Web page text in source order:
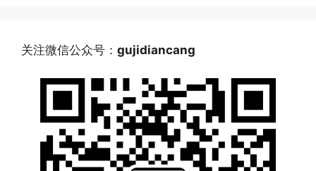
关注微信公众号： gujidiancang